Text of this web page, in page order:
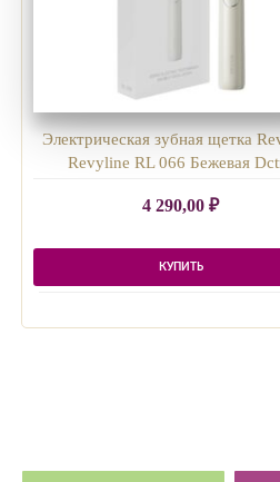
Электрическая зубная щетка
Revyline RL 066 Бежевая
4 290,00₽
КУПИТЬ